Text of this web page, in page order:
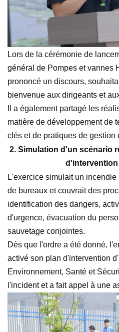
Lors de la cérémonie de
général de Pompes et vannes
prononcé un discours,
bienvenue aux dirigeants et
Il a également partagé les
matière de développement de
clés et de pratiques de gestion
2. Simulation d'un scénario
L'exercice simulait un
de bureaux et couvrait des
identification des dangers,
d'urgence, évacuation du
sauvetage conjointes.
Dès que l'ordre a été donné,
activé son plan d'intervention
Environnement, Santé et
l'incident et a fait appel à une